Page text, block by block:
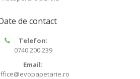
de contact
Telefon:
0740.200.239
Email: